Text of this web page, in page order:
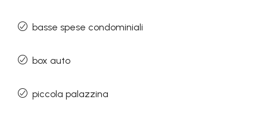
basse spese condominiali
box auto
piccola palazzina